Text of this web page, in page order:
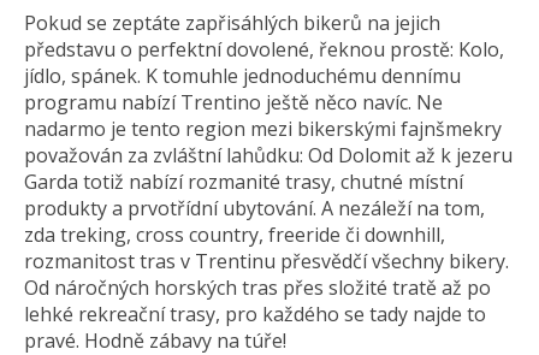
Pokud se zeptáte zapřisáhlých bikerů na jejich
představu o perfektní dovolené, řeknou prostě: Kolo,
jídlo, spánek. K tomuhle jednoduchému dennímu
programu nabízí Trentino ještě něco navíc. Ne
nadarmo je tento region mezi bikerskými fajnšmekry
považován za zvláštní lahůdku: Od Dolomit až k jezeru
Garda totiž nabízí rozmanité trasy, chutné místní
produkty a prvotřídní ubytování. A nezáleží na tom,
zda treking, cross country, freeride či downhill,
rozmanitost tras v Trentinu přesvědčí všechny bikery.
Od náročných horských tras přes složité tratě až po
lehké rekreační trasy, pro každého se tady najde to
pravé. Hodně zábavy na túře!